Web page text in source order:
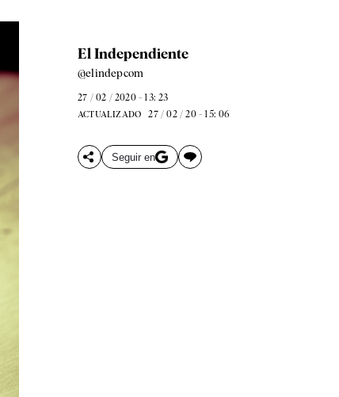
El Independiente
@elindepcom
27 / 02 / 2020 - 13: 23
ACTUALIZADO 27 / 02 / 20 - 15: 06
Seguir en